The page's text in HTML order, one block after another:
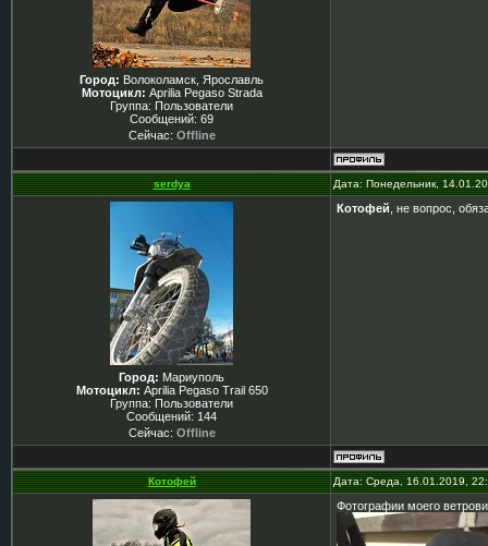
Город: Волоколамск, Ярославль
Мотоцикл: Aprilia Pegaso Strada
Группа: Пользователи
Сообщений: 69
Сейчас: Offline
serdya Дата: Понедельник,
Город: Мариуполь
Мотоцикл: Aprilia Pegaso Trail 650
Группа: Пользователи
Сообщений: 144
Сейчас: Offline
Котофей , не вопрос,
Котофей Дата: Среда, 16.01.2019,
Фотографии моего